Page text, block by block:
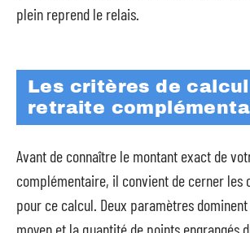
plein reprend le relais.
Les critères de
retraite
Avant de connaître le montant exact de
complémentaire, il convient de cerner les
pour ce calcul. Deux paramètres
moyen et la quantité de points engrangés